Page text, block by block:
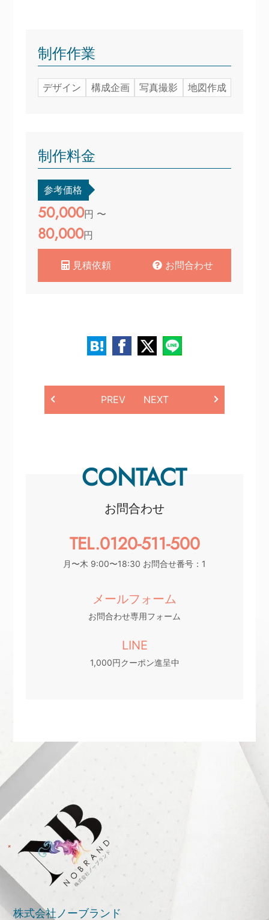
制作作業
デザイン 構成企画 写真撮影 地図作成
制作料金
参考価格
50,000円 〜
80,000円
見積依頼 お問合わせ
PREV NEXT
CONTACT
お問合わせ
TEL.0120-511-500
月〜木 9:00〜18:30 お問合せ番号：1
メールフォーム
お問合わせ専用フォーム
LINE
1,000円クーポン進呈中
株式会社ノーブランド